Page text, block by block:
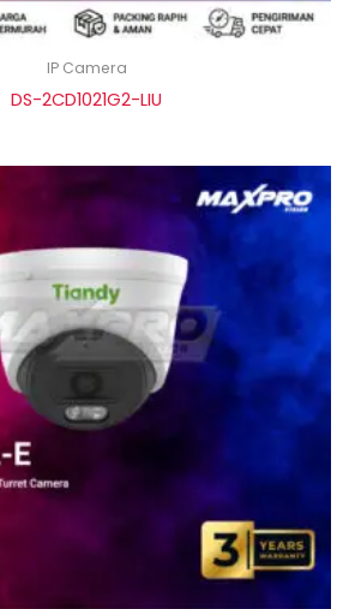
IP Camera
DS-2CD1021G2-LIU